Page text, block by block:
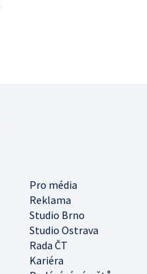
Pro média
Reklama
Studio Brno
Studio Ostrava
Rada ČT
Kariéra